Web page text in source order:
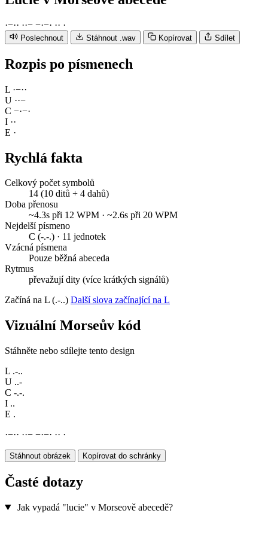
·−·· ··− −·−· ·· ·
Poslechnout Stáhnout .wav Kopírovat Sdílet
Rozpis po písmenech
L ·−··
U ··−
C −·−·
I ··
E ·
Rychlá fakta
Celkový počet symbolů
14 (10 ditů + 4 dahů)
Doba přenosu
~4.3s při 12 WPM · ~2.6s při 20 WPM
Nejdelší písmeno
C (-.-.) · 11 jednotek
Vzácná písmena
Pouze běžná abeceda
Rytmus
převažují dity (více krátkých signálů)
Začíná na L (.-..) Další slova začínající na L
Vizuální Morseův kód
Stáhněte nebo sdílejte tento design
L .-..
U ..-
C -.-.
I ..
E .
·−·· ··− −·−· ·· ·
Stáhnout obrázek Kopírovat do schránky
Časté dotazy
Jak vypadá "lucie" v Morseově abecedě?